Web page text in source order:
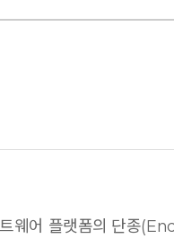
웨어 플랫폼의 단종